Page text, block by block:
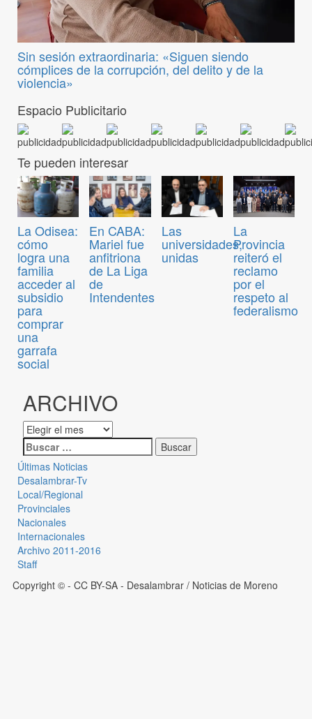
Sin sesión extraordinaria: «Siguen siendo
cómplices de la corrupción, del delito y de la
violencia»
Espacio Publicitario
Te pueden interesar
La Odisea:
cómo
logra una
familia
acceder al
subsidio
para
comprar
una
garrafa
social
En CABA:
Mariel fue
anfitriona
de La Liga
de
Intendentes
Las
universidades,
unidas
La
Provincia
reiteró el
reclamo
por el
respeto al
federalismo
ARCHIVO
Últimas Noticias
Desalambrar-Tv
Local/Regional
Provinciales
Nacionales
Internacionales
Archivo 2011-2016
Staff
Copyright © - CC BY-SA - Desalambrar / Noticias de Moreno